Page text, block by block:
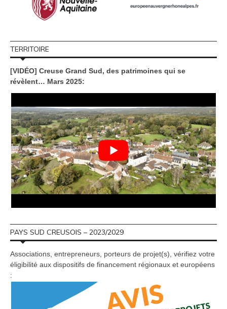
TERRITOIRE
[VIDÉO] Creuse Grand Sud, des patrimoines qui se
révèlent… Mars 2025:
PAYS SUD CREUSOIS – 2023/2029
Associations, entrepreneurs, porteurs de projet(s), vérifiez votre
éligibilité aux dispositifs de financement régionaux et européens
: